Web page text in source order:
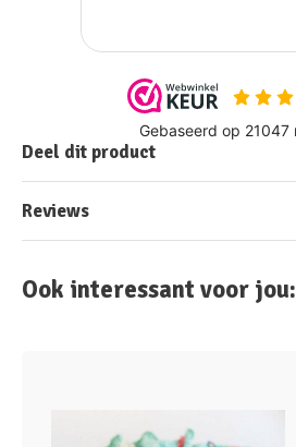
Deel dit product
Reviews
Ook interessant voor jou: